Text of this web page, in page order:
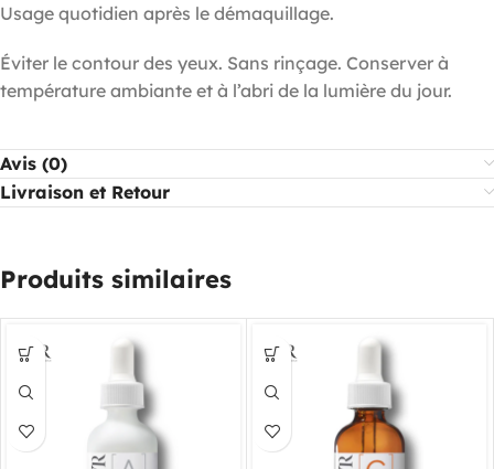
Usage quotidien après le démaquillage.
Éviter le contour des yeux. Sans rinçage. Conserver à
température ambiante et à l’abri de la lumière du jour.
Avis (0)
Livraison et Retour
Produits similaires